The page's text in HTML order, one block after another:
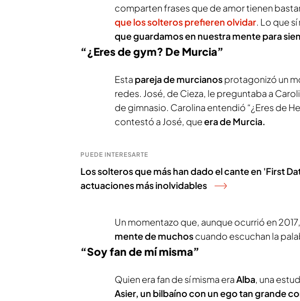
comparten frases que de amor tienen
que los solteros prefieren olvidar. Lo que
que guardamos en nuestra mente para
“¿Eres de gym? De Murcia”
Esta pareja de murcianosprotagonizó un
redes. José, de Cieza, le preguntaba a
de gimnasio. Carolina entendió “¿Eres de
contestó a José, queera de Murcia.
PUEDE INTERESARTE
Los solteros que más han dado el cante en 'First
actuaciones más inolvidables
Un momentazo que, aunque ocurrió en 2017,
mente de muchoscuando escuchan la
“Soy fan de mí misma”
Quien era fan de sí misma eraAlba, una
Asier, un bilbaínocon un ego tan grande